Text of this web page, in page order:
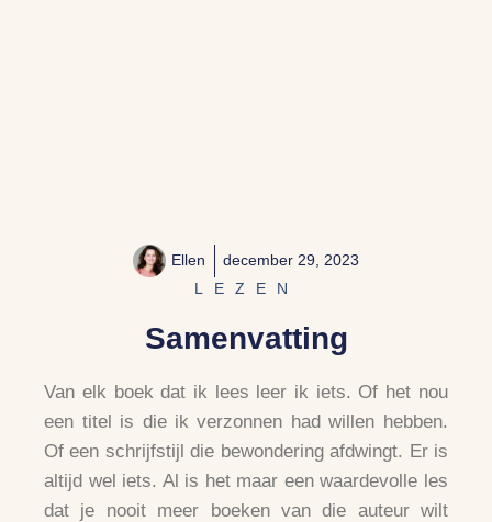
Ellen
december 29, 2023
LEZEN
Samenvatting
Van elk boek dat ik lees leer ik iets. Of het nou
een titel is die ik verzonnen had willen hebben.
Of een schrijfstijl die bewondering afdwingt. Er is
altijd wel iets. Al is het maar een waardevolle les
dat je nooit meer boeken van die auteur wilt